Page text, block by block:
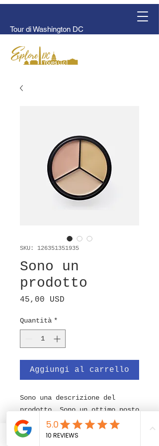
Tour di Washington DC
SKU: 126351351935
Sono un
prodotto
45,00 USD
Quantità *
Aggiungi al carrello
Sono una descrizione del
prodotto. Sono un ottimo posto
per aggiungere ulteriori
dettagli sul tuo prodotto come